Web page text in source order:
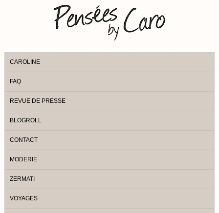
CAROLINE
FAQ
REVUE DE PRESSE
BLOGROLL
CONTACT
MODERIE
ZERMATI
VOYAGES